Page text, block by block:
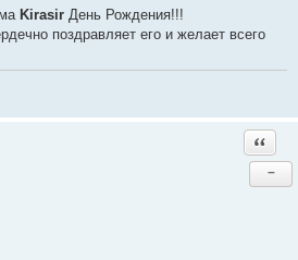
Kirasir День Рождения!!!
поздравляет его и желает всего
−